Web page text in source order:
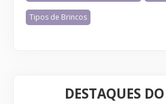
Tipos de Brincos
DESTAQUES